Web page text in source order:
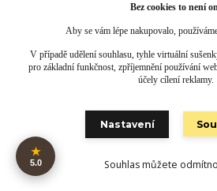
★
5.0
Obrázky jsou pouze ilustrativní © 2025
Vytvořeno na
Eshop-
Bez cookies to není
Aby se vám lépe nakupovalo,
V případě udělení souhlasu, tyhle virtuální
pro základní funkčnost, zpříjemnění používání
účely cílení reklamy.
Nastavení
Souhlas můžete